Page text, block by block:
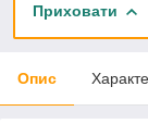
Приховати
Опис